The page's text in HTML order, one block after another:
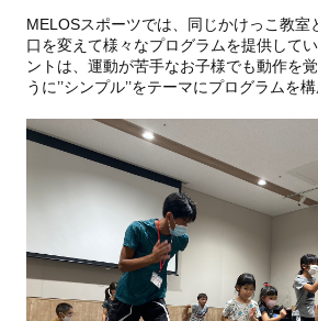
MELOSスポーツでは、同じかけっこ教室
口を変えて様々なプログラムを提供して
ントは、運動が苦手なお子様でも動作を
うに’’シンプル’’をテーマにプログラムを